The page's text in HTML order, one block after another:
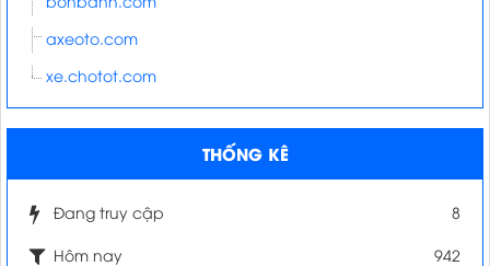
axeoto.com
xe.chotot.com
THỐNG KÊ
Đang truy cập 8
Hôm nay
942